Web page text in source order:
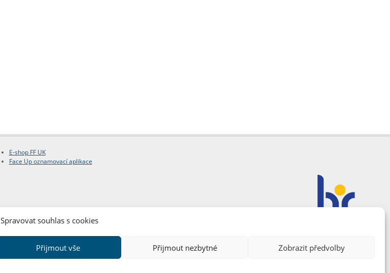
Spravovat souhlas s cookies
Přijmout vše Přijmout nezbytné Zobrazit předvolby
E-shop FF UK
Face Up oznamovací aplikace